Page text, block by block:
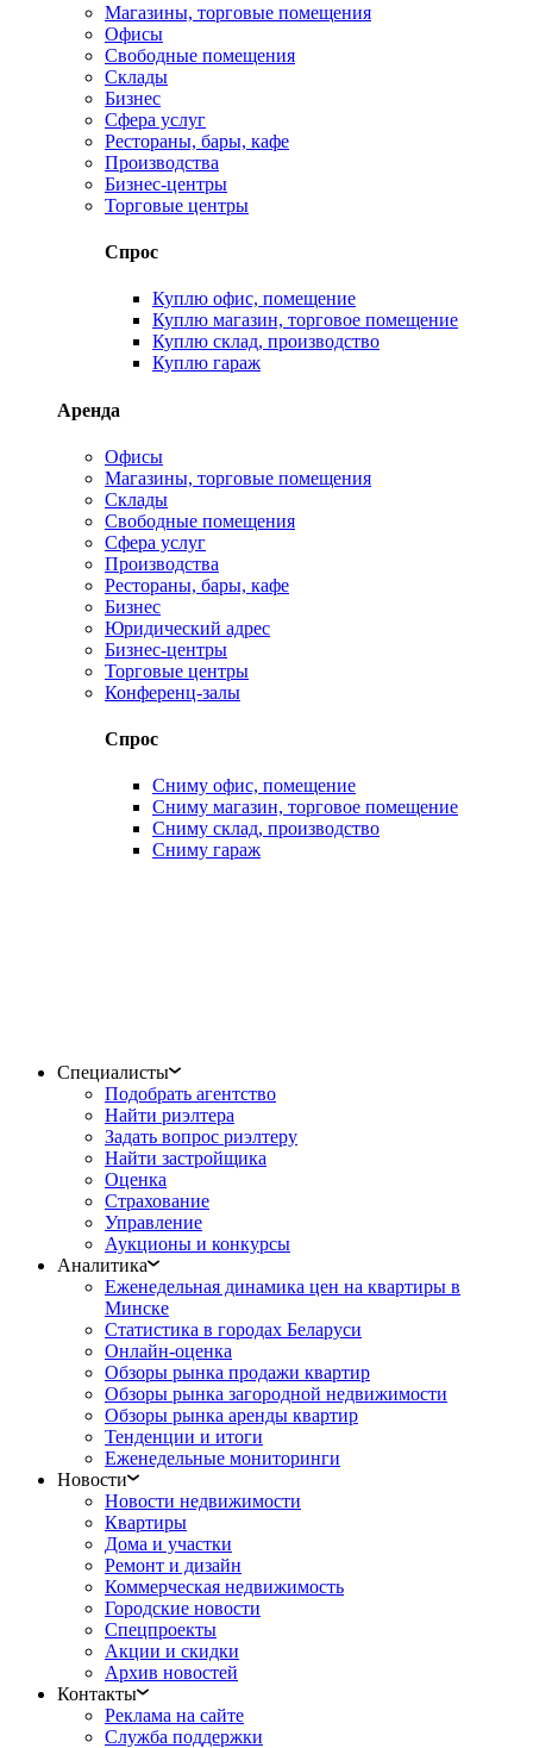
Магазины, торговые помещения
Офисы
Свободные помещения
Склады
Бизнес
Сфера услуг
Рестораны, бары, кафе
Производства
Бизнес-центры
Торговые центры
Спрос
Куплю офис, помещение
Куплю магазин, торговое помещение
Куплю склад, производство
Куплю гараж
Аренда
Офисы
Магазины, торговые помещения
Склады
Свободные помещения
Сфера услуг
Производства
Рестораны, бары, кафе
Бизнес
Юридический адрес
Бизнес-центры
Торговые центры
Конференц-залы
Спрос
Сниму офис, помещение
Сниму магазин, торговое помещение
Сниму склад, производство
Сниму гараж
Специалисты
Подобрать агентство
Найти риэлтера
Задать вопрос риэлтеру
Найти застройщика
Оценка
Страхование
Управление
Аукционы и конкурсы
Аналитика
Еженедельная динамика цен на квартиры в
Минске
Статистика в городах Беларуси
Онлайн-оценка
Обзоры рынка продажи квартир
Обзоры рынка загородной недвижимости
Обзоры рынка аренды квартир
Тенденции и итоги
Еженедельные мониторинги
Новости
Новости недвижимости
Квартиры
Дома и участки
Ремонт и дизайн
Коммерческая недвижимость
Городские новости
Спецпроекты
Акции и скидки
Архив новостей
Контакты
Реклама на сайте
Служба поддержки